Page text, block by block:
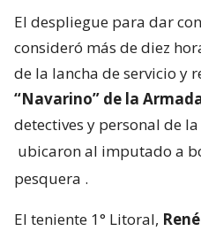
El despliegue para dar
consideró más de diez
de la lancha de servicio y
“Navarino” de la
detectives y personal de
ubicaron al imputado a
pesquera .
El teniente 1° Litoral,